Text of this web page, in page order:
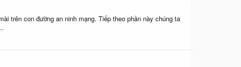
trên con đường an ninh mạng. Tiếp theo phần này chúng ta